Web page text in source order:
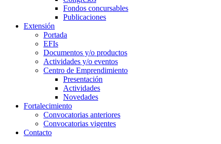
Fondos concursables
Publicaciones
Extensión
Portada
EFIs
Documentos y/o productos
Actividades y/o eventos
Centro de Emprendimiento
Presentación
Actividades
Novedades
Fortalecimiento
Convocatorias anteriores
Convocatorias vigentes
Contacto